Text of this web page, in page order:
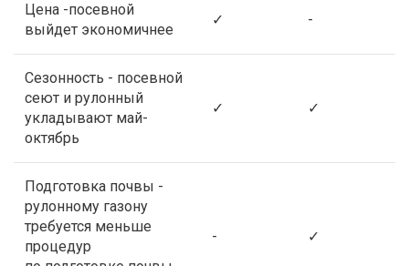
Цена -посевной
выйдет экономичнее
✓ -
Сезонность - посевной
сеют и рулонный
укладывают май-
октябрь
✓ ✓
Подготовка почвы -
рулонному газону
требуется меньше
процедур
- ✓